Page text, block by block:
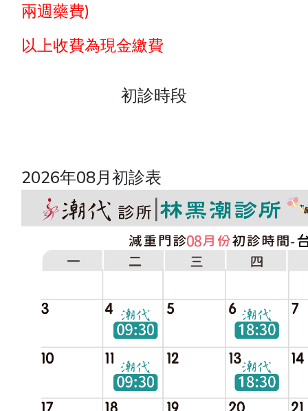
兩週藥費)
以上收費為現金繳費
初診時段
2026年08月初診表